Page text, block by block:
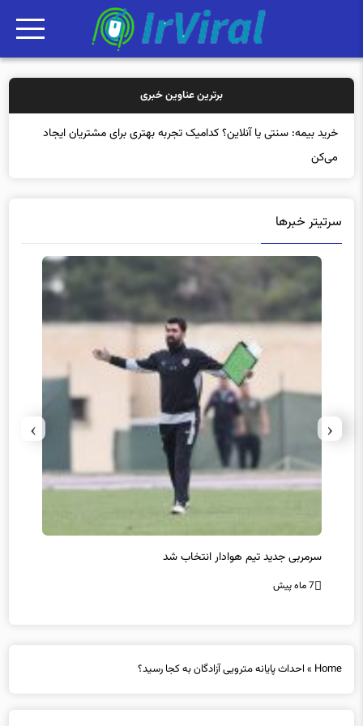
برترین عناوین خبری
خرید بیمه: سنتی یا آنلاین؟ کدامیک تجربه بهتری برای مشتریان ایجاد
می‌کند؟
سرتیتر خبرها
سرمربی جدید تیم هوادار انتخاب شد
7 ماه پیش
‹
›
Home
» احداث پایانه مترویی آزادگان به کجا رسید؟